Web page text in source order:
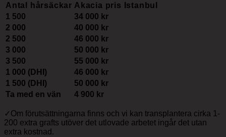
Antal hårsäckar Akacia pris Istanbul
1 500
34 000 kr
2 000
40 000 kr
2 500
46 000 kr
3 000
50 000 kr
3 500
55 000 kr
1 000 (DHI)
46 000 kr
1 500 (DHI)
50 000 kr
Ta med en vän
4 900 kr
✓ Om förutsättningarna finns och vi kan transplantera cirka 1-
200 extra grafts utöver det utlovade arbetet ingår det utan
extra kostnad.